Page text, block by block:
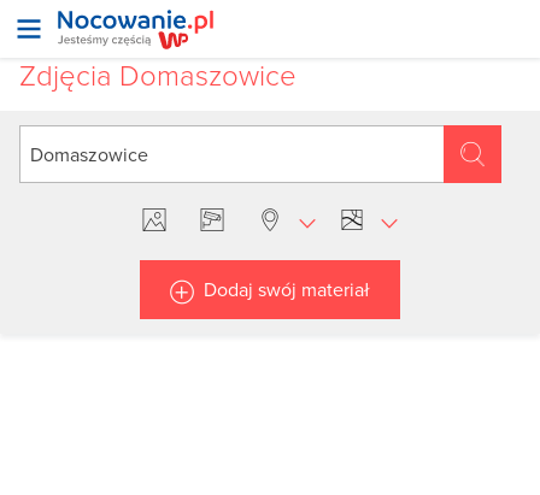
Zdjęcia Domaszowice
Dodaj swój materiał